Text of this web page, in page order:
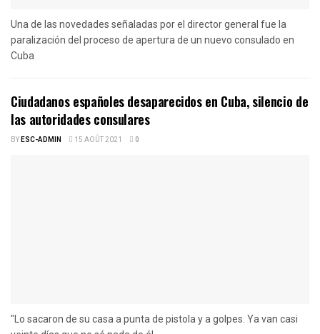
Una de las novedades señaladas por el director general fue la
paralización del proceso de apertura de un nuevo consulado en
Cuba
Ciudadanos españoles desaparecidos en Cuba, silencio de
las autoridades consulares
BYESC-ADMIN 15 AOÛT 2021 0
"Lo sacaron de su casa a punta de pistola y a golpes. Ya van casi